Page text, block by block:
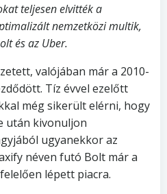
teljesen elvitték a
nemzetközi multik,
és az Uber.
valójában már a 2010-
Tíz évvel ezelőtt
még sikerült elérni, hogy
után kivonuljon
ugyanekkor az
néven futó Bolt már a
lépett piacra.